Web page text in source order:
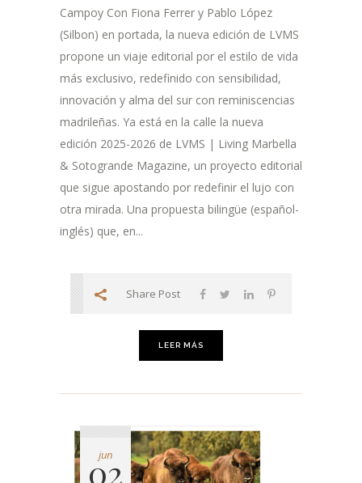
Campoy Con Fiona Ferrer y Pablo López
(Silbon) en portada, la nueva edición de LVMS
propone un viaje editorial por el estilo de vida
más exclusivo, redefinido con sensibilidad,
innovación y alma del sur con reminiscencias
madrileñas. Ya está en la calle la nueva
edición 2025-2026 de LVMS | Living Marbella
& Sotogrande Magazine, un proyecto editorial
que sigue apostando por redefinir el lujo con
otra mirada. Una propuesta bilingüe (español-
inglés) que, en...
Share Post
LEER MÁS
jun
02